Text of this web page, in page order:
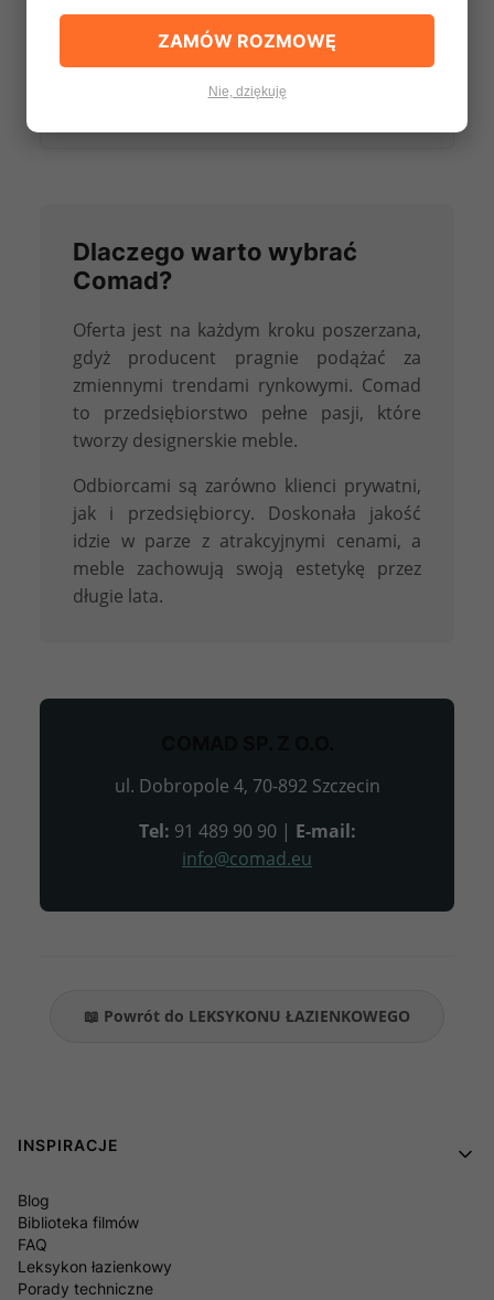
🚰
Dlaczego warto wybrać
Comad?
Oferta jest na każdym kroku poszerzana,
gdyż producent pragnie podążać za
zmiennymi trendami rynkowymi. Comad
to przedsiębiorstwo pełne pasji, które
tworzy designerskie meble.
Odbiorcami są zarówno klienci prywatni,
jak i przedsiębiorcy. Doskonała jakość
idzie w parze z atrakcyjnymi cenami, a
meble zachowują swoją estetykę przez
długie lata.
ul. Dobropole 4, 70-892 Szczecin
Tel: 91 489 90 90 | E-mail:
info@comad.eu
📖 Powrót do LEKSYKONU ŁAZIENKOWEGO
Linki w stopce
INSPIRACJE
Blog
Biblioteka filmów
FAQ
Leksykon łazienkowy
Porady techniczne
ZAMÓW ROZMOWĘ
Nie, dziękuję